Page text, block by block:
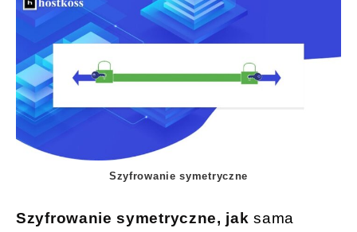
Szyfrowanie symetryczne
Szyfrowanie symetryczne, jaksama